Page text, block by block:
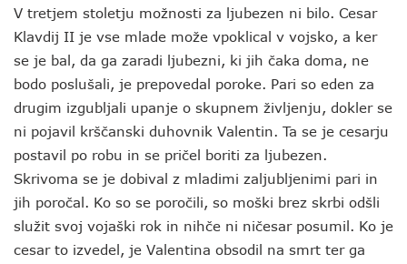
V tretjem stoletju možnosti za ljubezen ni bilo. Cesar
Klavdij II je vse mlade može vpoklical v vojsko, a ker
se je bal, da ga zaradi ljubezni, ki jih čaka doma, ne
bodo poslušali, je prepovedal poroke. Pari so eden za
drugim izgubljali upanje o skupnem življenju, dokler se
ni pojavil krščanski duhovnik Valentin. Ta se je cesarju
postavil po robu in se pričel boriti za ljubezen.
Skrivoma se je dobival z mladimi zaljubljenimi pari in
jih poročal. Ko so se poročili, so moški brez skrbi odšli
služit svoj vojaški rok in nihče ni ničesar posumil. Ko je
cesar to izvedel, je Valentina obsodil na smrt ter ga